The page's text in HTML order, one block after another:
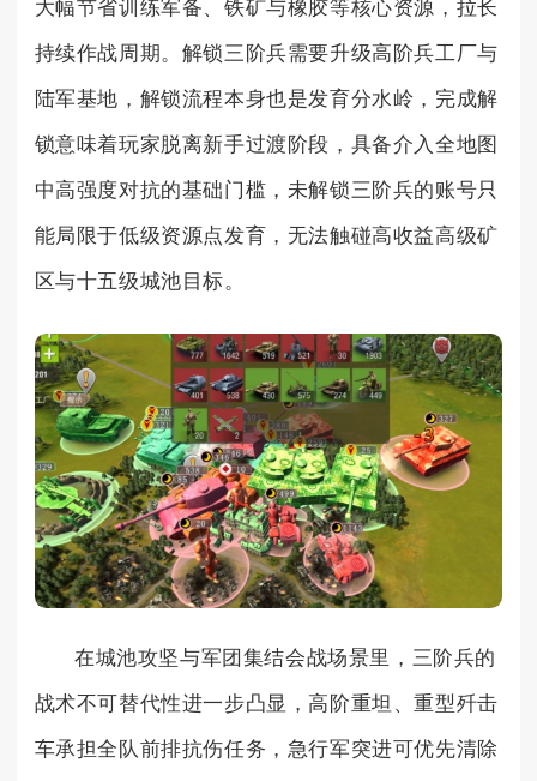
大幅节省训练军备、铁矿与橡胶等核心资源，拉长
持续作战周期。解锁三阶兵需要升级高阶兵工厂与
陆军基地，解锁流程本身也是发育分水岭，完成解
锁意味着玩家脱离新手过渡阶段，具备介入全地图
中高强度对抗的基础门槛，未解锁三阶兵的账号只
能局限于低级资源点发育，无法触碰高收益高级矿
区与十五级城池目标。
在城池攻坚与军团集结会战场景里，三阶兵的
战术不可替代性进一步凸显，高阶重坦、重型歼击
车承担全队前排抗伤任务，急行军突进可优先清除